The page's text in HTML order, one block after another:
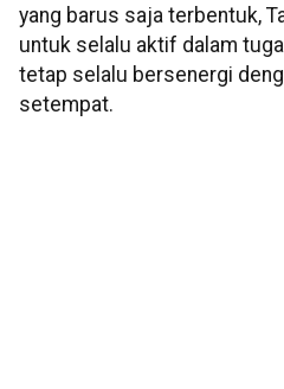
yang barus saja terbentuk,
untuk selalu aktif dalam
tetap selalu bersenergi
setempat.